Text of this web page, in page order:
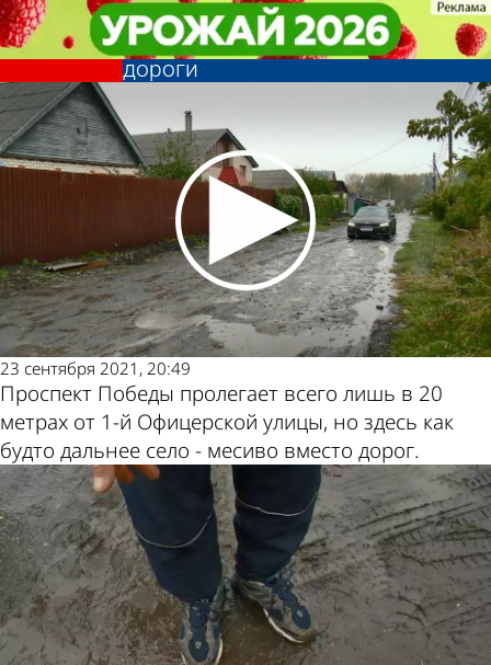
Жители домов на 1-й Офицерской
улице возмущены состоянием
дороги
Из жизни
23 сентября 2021, 20:49
Проспект Победы пролегает всего лишь в 20
метрах от 1-й Офицерской улицы, но здесь как
будто дальнее село - месиво вместо дорог.
Жители домов на 1-й Офицерской
улице возмущены состоянием
дороги
Из жизни
Другие
новости по
теме
Погода и
курсы валют
в Пензе